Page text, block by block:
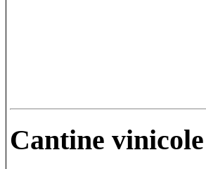
Cantine